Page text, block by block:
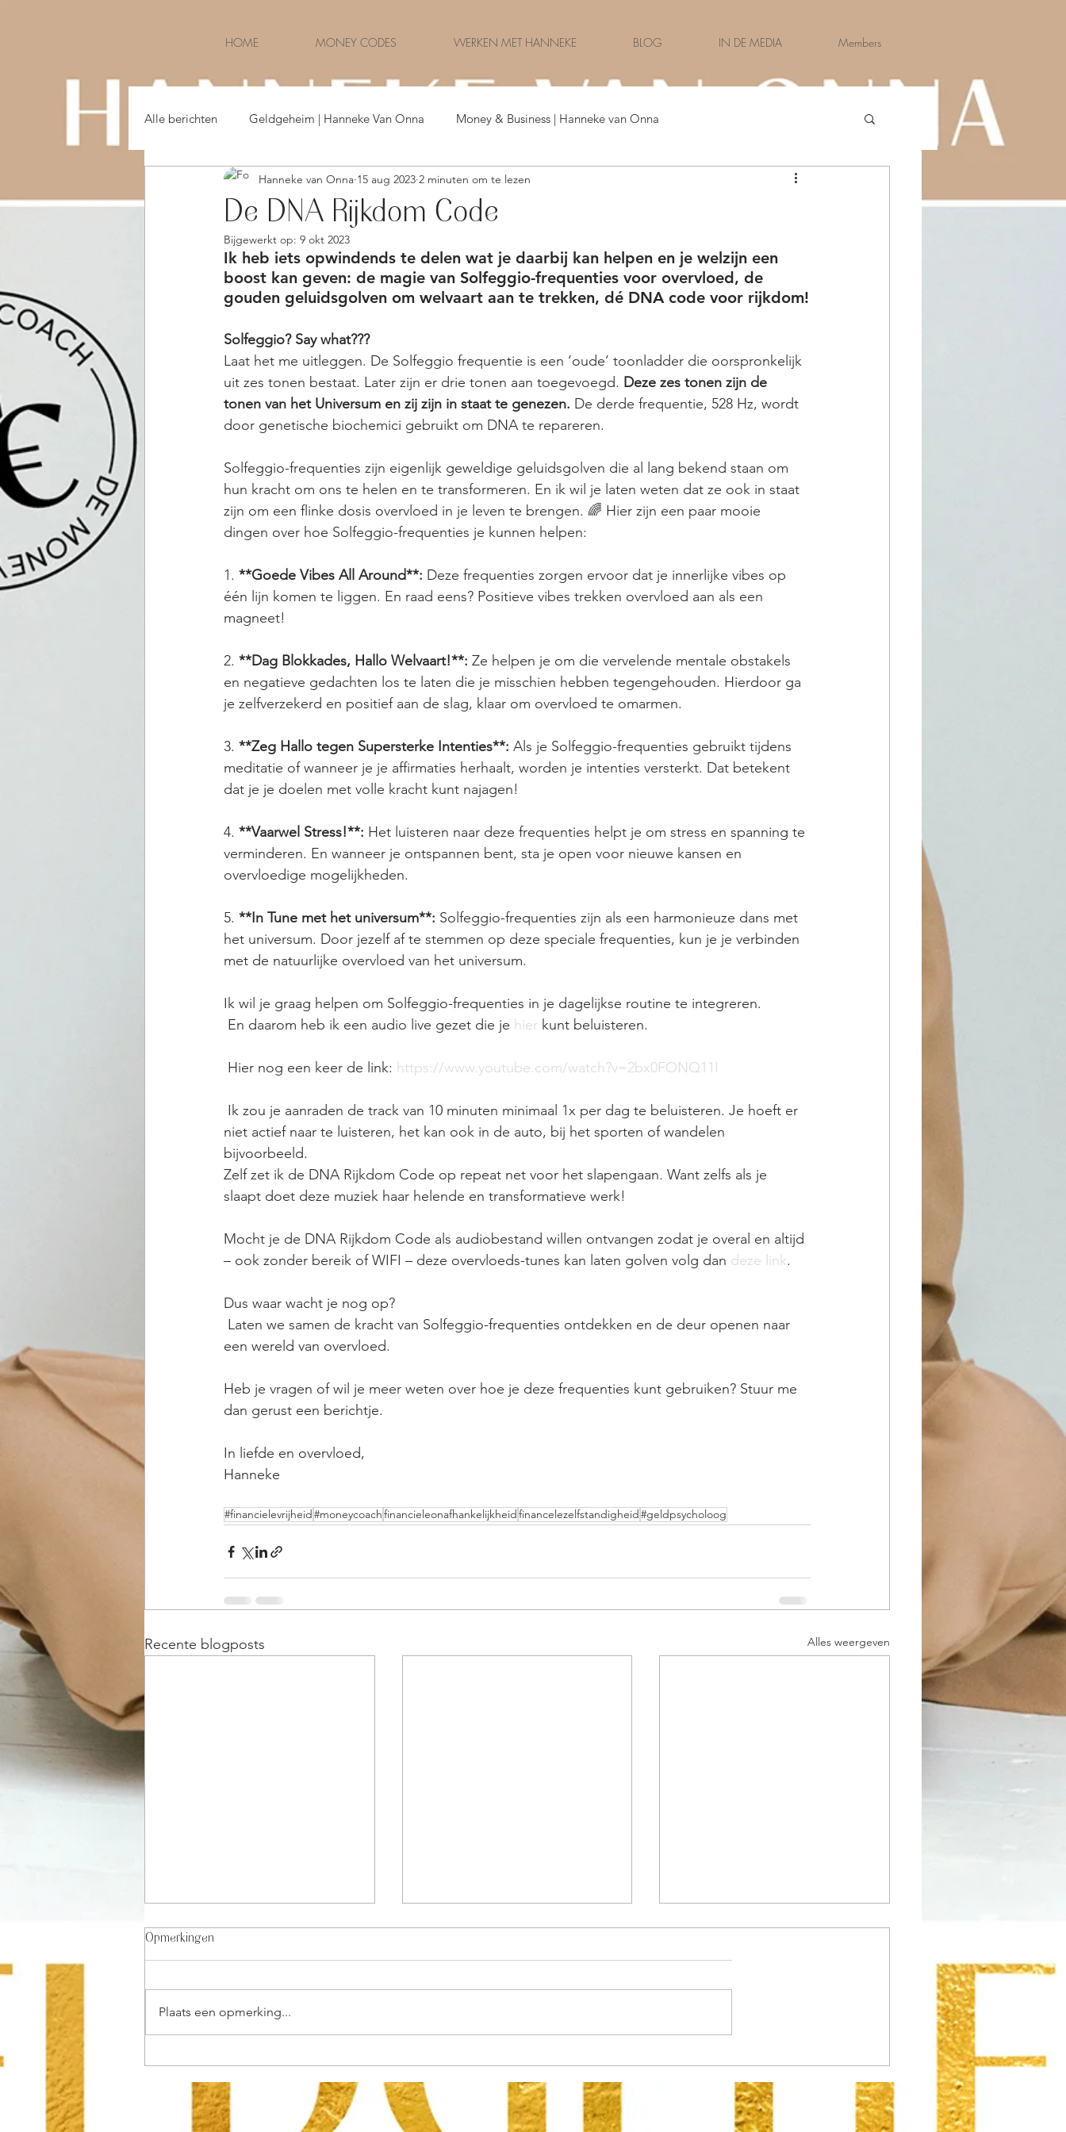
HOME MONEY CODES WERKEN MET HANNEKE BLOG IN DE MEDIA Members
Alle berichten Geldgeheim | Hanneke Van Onna Money & Business | Hanneke van Onna
Money & Life | Hanneke van Onna Money & Celebrities | Nederland
De DNA Rijkdom Code
Hanneke van Onna 15 aug 2023 2 minuten om te lezen
Bijgewerkt op: 9 okt 2023
Ik heb iets opwindends te delen wat je daarbij kan helpen en je welzijn een
boost kan geven: de magie van Solfeggio-frequenties voor overvloed, de
gouden geluidsgolven om welvaart aan te trekken, dé DNA code voor rijkdom!
Solfeggio? Say what???
Laat het me uitleggen. De Solfeggio frequentie is een ‘oude’ toonladder die oorspronkelijk
uit zes tonen bestaat. Later zijn er drie tonen aan toegevoegd. Deze zes tonen zijn de
tonen van het Universum en zij zijn in staat te genezen. De derde frequentie, 528 Hz, wordt
door genetische biochemici gebruikt om DNA te repareren.
Solfeggio-frequenties zijn eigenlijk geweldige geluidsgolven die al lang bekend staan om
hun kracht om ons te helen en te transformeren. En ik wil je laten weten dat ze ook in staat
zijn om een flinke dosis overvloed in je leven te brengen. 🌈 Hier zijn een paar mooie
dingen over hoe Solfeggio-frequenties je kunnen helpen:
1. **Goede Vibes All Around**: Deze frequenties zorgen ervoor dat je innerlijke vibes op
één lijn komen te liggen. En raad eens? Positieve vibes trekken overvloed aan als een
magneet!
2. **Dag Blokkades, Hallo Welvaart!**: Ze helpen je om die vervelende mentale obstakels
en negatieve gedachten los te laten die je misschien hebben tegengehouden. Hierdoor ga
je zelfverzekerd en positief aan de slag, klaar om overvloed te omarmen.
3. **Zeg Hallo tegen Supersterke Intenties**: Als je Solfeggio-frequenties gebruikt tijdens
meditatie of wanneer je je affirmaties herhaalt, worden je intenties versterkt. Dat betekent
dat je je doelen met volle kracht kunt najagen!
4. **Vaarwel Stress!**: Het luisteren naar deze frequenties helpt je om stress en spanning te
verminderen. En wanneer je ontspannen bent, sta je open voor nieuwe kansen en
overvloedige mogelijkheden.
5. **In Tune met het universum**: Solfeggio-frequenties zijn als een harmonieuze dans met
het universum. Door jezelf af te stemmen op deze speciale frequenties, kun je je verbinden
met de natuurlijke overvloed van het universum.
Ik wil je graag helpen om Solfeggio-frequenties in je dagelijkse routine te integreren.
En daarom heb ik een audio live gezet die je hier kunt beluisteren.
Hier nog een keer de link: https://www.youtube.com/watch?v=2bx0FONQ11I
niet actief naar te luisteren, het kan ook in de auto, bij het sporten of wandelen
bijvoorbeeld.
Zelf zet ik de DNA Rijkdom Code op repeat net voor het slapengaan. Want zelfs als je
slaapt doet deze muziek haar helende en transformatieve werk!
Mocht je de DNA Rijkdom Code als audiobestand willen ontvangen zodat je overal en altijd
– ook zonder bereik of WIFI – deze overvloeds-tunes kan laten golven volg dan deze link.
Dus waar wacht je nog op?
een wereld van overvloed.
Heb je vragen of wil je meer weten over hoe je deze frequenties kunt gebruiken? Stuur me
dan gerust een berichtje.
In liefde en overvloed,
Hanneke
#financielevrijheid#moneycoachfinancieleonafhankelijkheidfinancelezelfstandigheid#geldpsycholoog
Recente blogposts Alles weergeven
(en waarom mijn business coach
me aankeek alsof ik gek was
geworden)
geld te ontvangen – en één
daarvan houdt je misschien
tegen!
Opmerkingen
Plaats een opmerking...